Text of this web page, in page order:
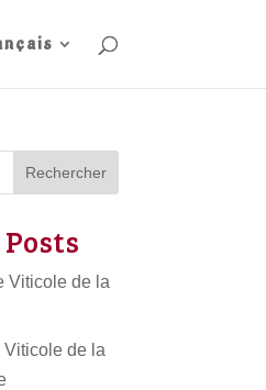
Rechercher
Viticole de la
Viticole de la